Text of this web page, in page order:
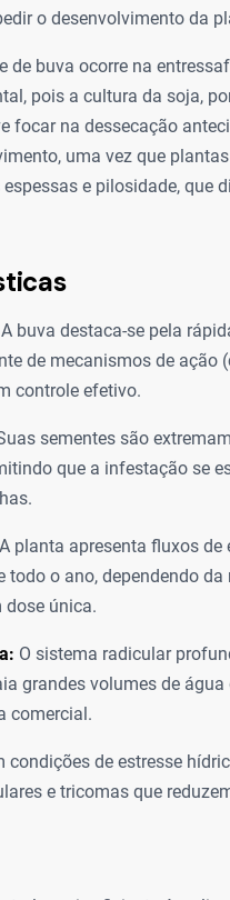
o desenvolvimento da
buva ocorre na
pois a cultura da soja,
focar na dessecação
uma vez que
e pilosidade, que
A buva destaca-se pela
de mecanismos de ação
controle efetivo.
sementes são
que a infestação se
A planta apresenta fluxos
todo o ano, dependendo
única.
O sistema radicular
grandes volumes de
comercial.
condições de estresse
e tricomas que